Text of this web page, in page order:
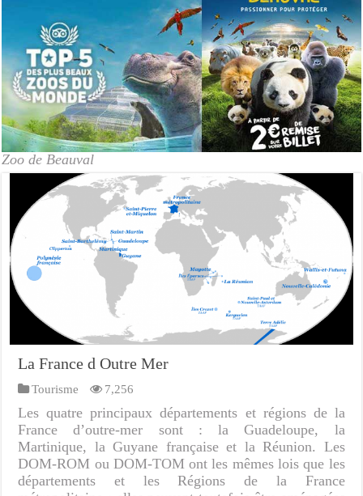
Zoo de Beauval
La France d Outre Mer
Tourisme 7,256
Les quatre principaux départements et régions de la
France d’outre-mer sont : la Guadeloupe, la
Martinique, la Guyane française et la Réunion. Les
DOM-ROM ou DOM-TOM ont les mêmes lois que les
départements et les Régions de la France